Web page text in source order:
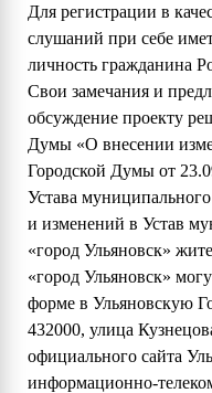
Для регистрации в
слушаний при себе
личность гражданина
Свои замечания и
обсуждение проекту
Думы «О внесении
Городской Думы от
Устава
и изменений в Устав
«город Ульяновск»
«город Ульяновск»
форме в Ульяновскую
432000, улица
официального сайта
информационно-